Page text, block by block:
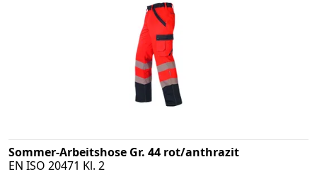
Sommer-Arbeitshose Gr. 44 rot/anthrazit
EN ISO 20471 Kl. 2